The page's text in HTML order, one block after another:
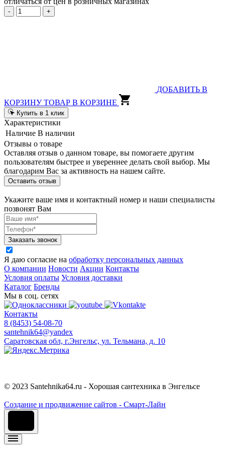
- +
ДОБАВИТЬ В
КОРЗИНУ ТОВАР В КОРЗИНЕ
Купить в 1 клик
Характеристики
Наличие В наличии
Отзывы о товаре
Оставляя отзыв о данном товаре, вы помогаете другим
пользователям быстрее и увереннее делать свой выбор. Мы
благодарим Вас за активность на нашем сайте.
Оставить отзыв
Укажите ваше имя и контактный номер и наши специалисты
позвонят Вам
Заказать звонок
Я даю согласие на обработку персональных данных
О компании Новости Акции Контакты
Условия оплаты Условия доставки
Каталог Бренды
Мы в соц. сетях
Контакты
8 (8453) 54-08-70
santehnik64@yandex
Саратовская обл, г.Энгельс, ул. Тельмана, д. 10
© 2023 Santehnika64.ru - Хорошая сантехника в Энгельсе
Cоздание и продвижение сайтов - Смарт-Лайн